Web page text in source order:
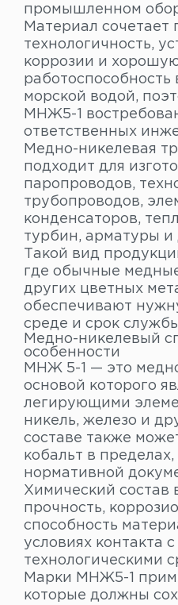
промышленном
Материал сочетает
технологичность,
коррозии и
работоспособность
морской водой,
МНЖ5-1
ответственных
Медно-никелевая
подходит для
паропроводов,
трубопроводов,
конденсаторов,
турбин, арматуры и
Такой вид
где обычные
других цветных
обеспечивают
среде и срок
Медно-никелевый
особенности
МНЖ 5-1 — это
основой которого
легирующими
никель, железо и
составе также
кобальт в
нормативной
Химический состав
прочность,
способность
условиях контакта
технологическими
Марки МНЖ5-1
которые должны